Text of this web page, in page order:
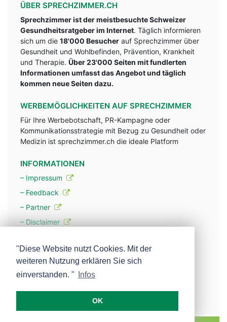
ÜBER SPRECHZIMMER.CH
Sprechzimmer ist der meistbesuchte Schweizer
Gesundheitsratgeber im Internet. Täglich informieren
sich um die 18'000 Besucher auf Sprechzimmer über
Gesundheit und Wohlbefinden, Prävention, Krankheit
und Therapie. Über 23'000 Seiten mit fundlerten
Informationen umfasst das Angebot und täglich
kommen neue Seiten dazu.
WERBEMÖGLICHKEITEN AUF SPRECHZIMMER
Für Ihre Werbebotschaft, PR-Kampagne oder
Kommunikationsstrategie mit Bezug zu Gesundheit oder
Medizin ist sprechzimmer.ch die ideale Platform
INFORMATIONEN
– Impressum
– Feedback
– Partner
– Disclaimer
– Werbung
– Mehr über unsere Experten
"Diese Website nutzt Cookies. Mit der
weiteren Nutzung erklären Sie sich
einverstanden. "
Infos
OK